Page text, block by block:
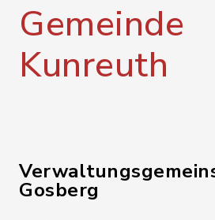
Gemeinde
Kunreuth
Gosberg